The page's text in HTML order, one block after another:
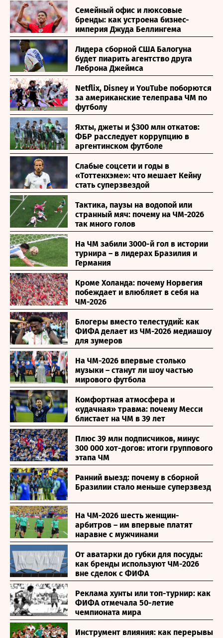
Семейный офис и люксовые
бренды: как устроена бизнес-
империя Джуда Беллингема
Лидера сборной США Балогуна
будет пиарить агентство друга
Леброна Джеймса
Netflix, Disney и YouTube поборются
за американские телеправа ЧМ по
футболу
Яхты, джеты и $300 млн откатов:
ФБР расследует коррупцию в
аргентинском футболе
Слабые соцсети и годы в
«Тоттенхэме»: что мешает Кейну
стать суперзвездой
Тактика, паузы на водопой или
странный мяч: почему на ЧМ-2026
так много голов
На ЧМ забили 3000-й гол в истории
турнира – в лидерах Бразилия и
Германия
Кроме Холанда: почему Норвегия
побеждает и влюбляет в себя на
ЧМ-2026
Блогеры вместо телестудий: как
ФИФА делает из ЧМ-2026 медиашоу
для зумеров
На ЧМ-2026 впервые столько
музыки – станут ли шоу частью
мирового футбола
Комфортная атмосфера и
«удачная» травма: почему Месси
блистает на ЧМ в 39 лет
Плюс 39 млн подписчиков, минус
300 000 хот-догов: итоги группового
этапа ЧМ
Ранний выезд: почему в сборной
Бразилии стало меньше суперзвезд
На ЧМ-2026 шесть женщин-
арбитров – им впервые платят
наравне с мужчинами
От аватарки до губки для посуды:
как бренды используют ЧМ-2026
вне сделок с ФИФА
Реклама хунты или топ-турнир: как
ФИФА отмечала 50-летие
чемпионата мира
Инструмент влияния: как перерывы